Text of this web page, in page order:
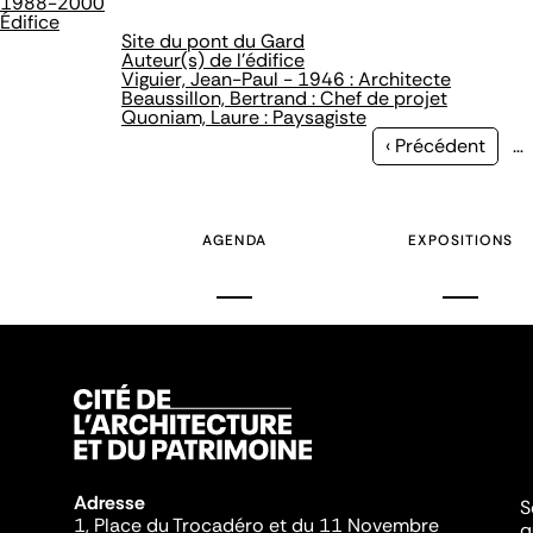
Édifice
Site du pont du Gard
Auteur(s) de l'édifice
Viguier, Jean-Paul - 1946 : Architecte
Beaussillon, Bertrand : Chef de projet
Quoniam, Laure : Paysagiste
Page
‹ Précédent …
AGENDA EXPOSITIONS
Adresse
1, Place du Trocadéro et du 11 Novembre